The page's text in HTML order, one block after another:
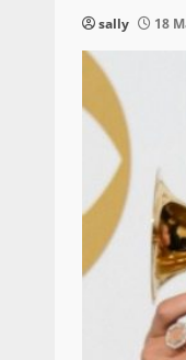
sally 18